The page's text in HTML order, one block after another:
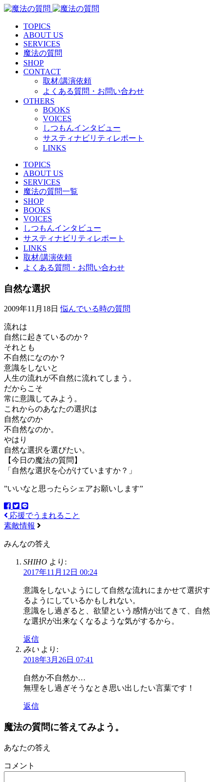
TOPICS
ABOUT US
SERVICES
魔法の質問
SHOP
CONTACT
取材/講演依頼
よくある質問・お問い合わせ
OTHERS
BOOKS
VOICES
しつもんインタビュー
サスティナビリティレポート
LINKS
TOPICS
ABOUT US
SERVICES
魔法の質問一覧
SHOP
BOOKS
VOICES
しつもんインタビュー
サスティナビリティレポート
LINKS
取材/講演依頼
よくある質問・お問い合わせ
自然な選択
2009年11月18日 悩んでいる時の質問
流れは
自然に起きているのか？
それとも
不自然になのか？
意識をしないと
人生の流れが不自然に流れてしまう。
だからこそ
常に意識してみよう。
これからのあなたの選択は
自然なのか
不自然なのか。
やはり
自然な選択を選びたい。
【今日の魔法の質問】
「自然な選択を心がけていますか？」
”いいなと思ったらシェアお願いします”
応援でうまれること
素敵情報
みんなの答え
SHIHO より:
2017年11月12日 00:24
意識をしないようにして自然な流れにまかせて選択す
るようにしているかもしれない。
意識をし過ぎると、欲望という感情が出てきて、自然
な選択が出来なくなるような気がするから。
返信
みい より:
2018年3月26日 07:41
自然か不自然か…
無理をし過ぎそうなとき思い出したい言葉です！
返信
魔法の質問に答えてみよう。
あなたの答え
コメント